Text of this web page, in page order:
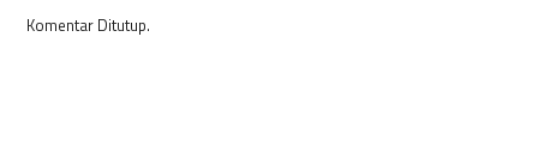
Komentar Ditutup.